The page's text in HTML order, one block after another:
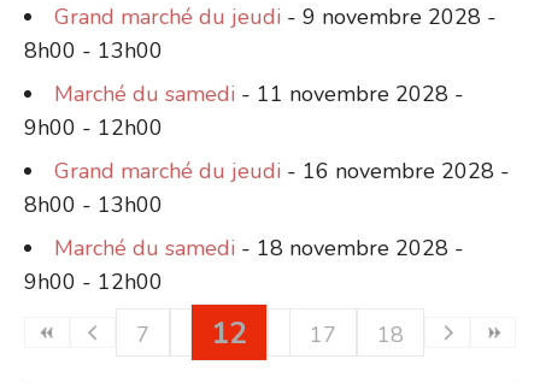
Grand marché du jeudi - 9 novembre 2028 -
8h00 - 13h00
Marché du samedi - 11 novembre 2028 -
9h00 - 12h00
Grand marché du jeudi - 16 novembre 2028 -
8h00 - 13h00
Marché du samedi - 18 novembre 2028 -
9h00 - 12h00
7
9 11
12 13 14 15 16
17 18